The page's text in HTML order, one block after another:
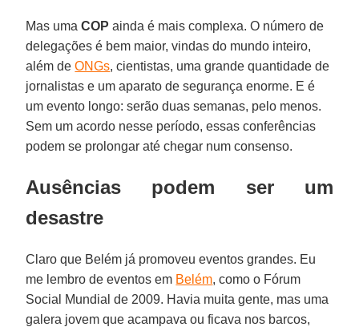
Mas umaCOP ainda é mais complexa. O número de
delegações é bem maior, vindas do mundo inteiro,
além deONGs, cientistas, uma grande quantidade de
jornalistas e um aparato de segurança enorme. E é
um evento longo: serão duas semanas, pelo menos.
Sem um acordo nesse período, essas conferências
podem se prolongar até chegar num consenso.
Ausências podem ser um
desastre
Claro que Belém já promoveu eventos grandes. Eu
me lembro de eventos em Belém, como o Fórum
Social Mundial de 2009. Havia muita gente, mas uma
galera jovem que acampava ou ficava nos barcos,